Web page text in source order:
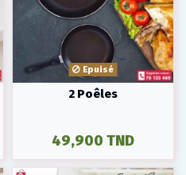
Epuisé
2 Poêles
49,900 TND